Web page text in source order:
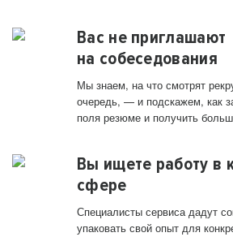
Вас не приглашают
на собеседования
Мы знаем, на что смотрят
очередь, — и подскажем, как
поля резюме и получить
Вы ищете работу в
сфере
Специалисты сервиса дадут
упаковать свой опыт для